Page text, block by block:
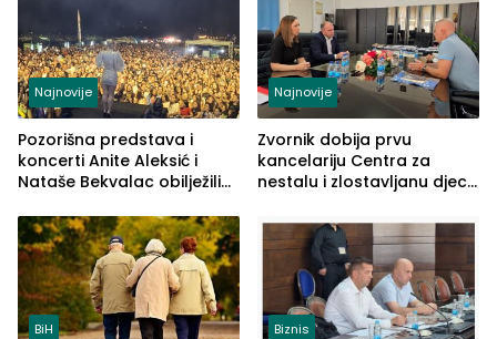
Najnovije
Pozorišna predstava i
koncerti Anite Aleksić i
Nataše Bekvalac obilježili
ljeta (FOTO)
Najnovije
Zvornik dobija prvu
kancelariju Centra za
nestalu i zlostavljanu djecu
BiH Biznis